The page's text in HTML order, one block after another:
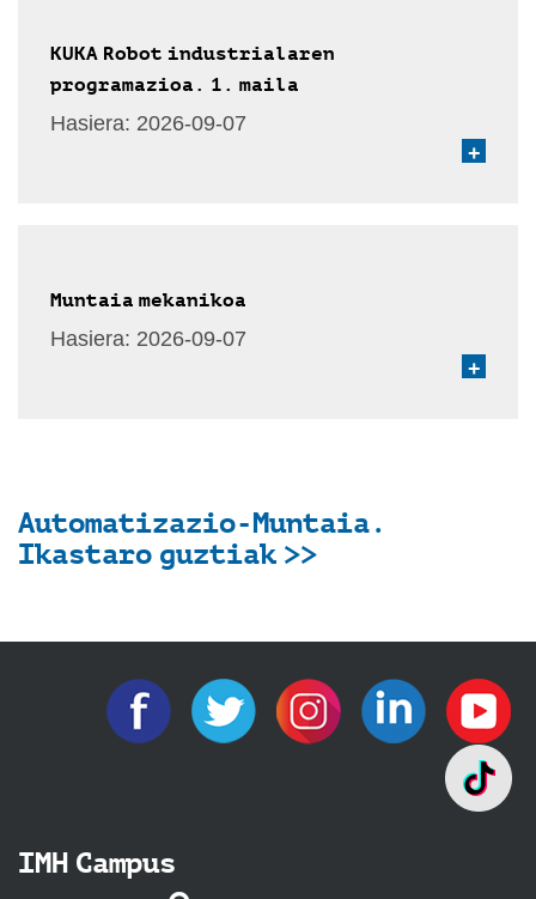
KUKA Robot industrialaren
programazioa. 1. maila
Hasiera: 2026-09-07
+
Muntaia mekanikoa
Hasiera: 2026-09-07
+
Automatizazio-Muntaia.
Ikastaro guztiak >>
IMH Campus